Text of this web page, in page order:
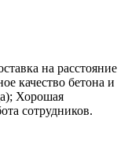
на расстояние
качество бетона и
Хорошая
сотрудников.